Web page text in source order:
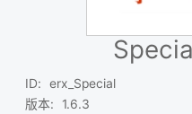
ID:
erx_Special
版本:
1.6.3